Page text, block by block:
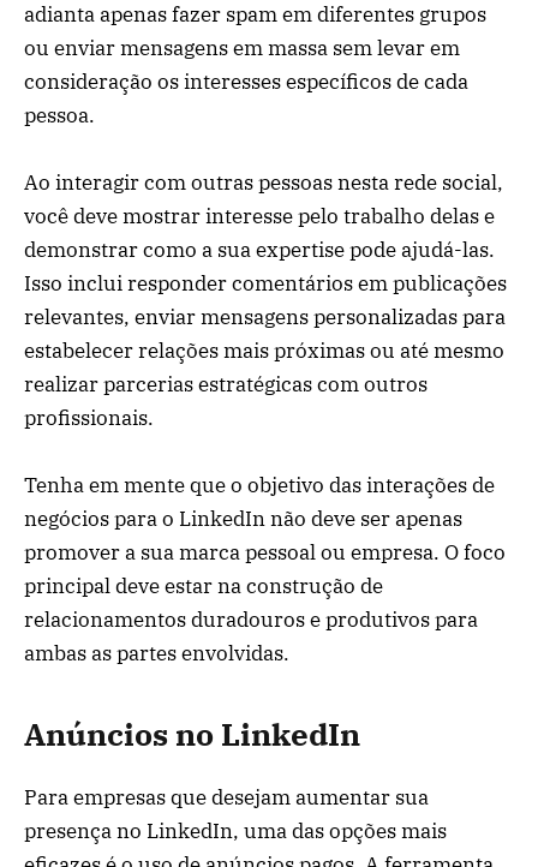
adianta apenas fazer spam em diferentes grupos
ou enviar mensagens em massa sem levar em
consideração os interesses específicos de cada
pessoa.
Ao interagir com outras pessoas nesta rede social,
você deve mostrar interesse pelo trabalho delas e
demonstrar como a sua expertise pode ajudá-las.
Isso inclui responder comentários em publicações
relevantes, enviar mensagens personalizadas para
estabelecer relações mais próximas ou até mesmo
realizar parcerias estratégicas com outros
profissionais.
Tenha em mente que o objetivo das interações de
negócios para o LinkedIn não deve ser apenas
promover a sua marca pessoal ou empresa. O foco
principal deve estar na construção de
relacionamentos duradouros e produtivos para
ambas as partes envolvidas.
Anúncios no LinkedIn
Para empresas que desejam aumentar sua
presença no LinkedIn, uma das opções mais